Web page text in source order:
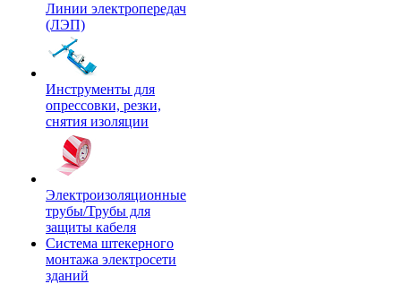
Линии электропередач
(ЛЭП)
Инструменты для
опрессовки, резки,
снятия изоляции
Электроизоляционные
трубы/Трубы для
защиты кабеля
Система штекерного
монтажа электросети
зданий